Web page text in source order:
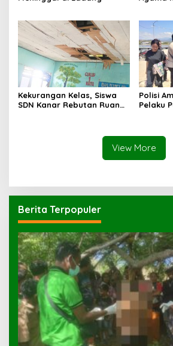
Kekurangan Kelas, Siswa
SDN Kanar Rebutan Ruang
Polisi
Pelaku
View More
Berita Terpopuler